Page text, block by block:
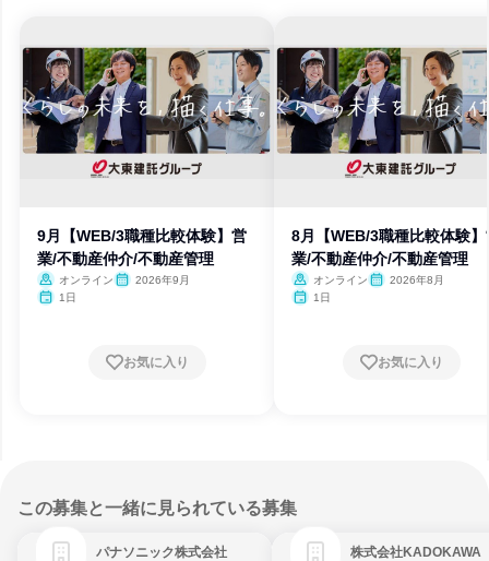
9月【WEB/3職種比較体験】営
業/不動産仲介/不動産管理
オンライン
2026年9月
1日
お気に入り
8月【WEB/3職種比較体験】
業/不動産仲介/不動産管理
オンライン
2026年8月
1日
お気に入り
この募集と一緒に見られている募集
パナソニック株式会社 株式会社KADOKAWA